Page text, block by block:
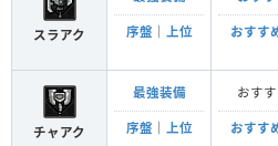
スラアク 序盤 上位 おすす
チャアク
最強装備
序盤 上位
おす
おすす